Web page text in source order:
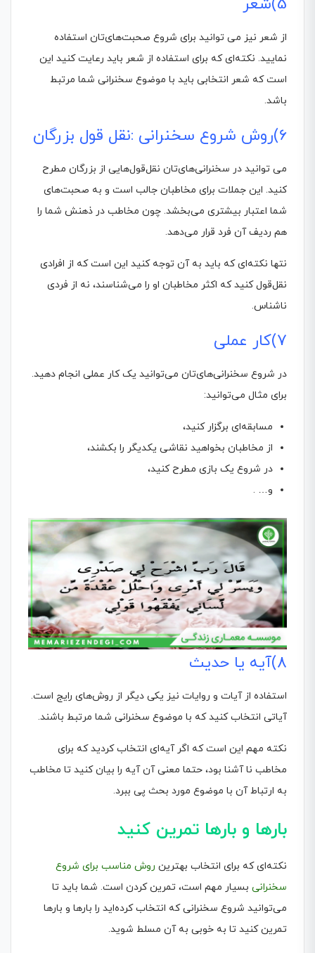
5)شعر
از شعر نیز می توانید برای شروع صحبت‌های‌تان استفاده
نمایید. نکته‌ای که برای استفاده از شعر باید رعایت کنید این
است که شعر انتخابی باید با موضوع سخنرانی شما مرتبط
باشد.
6)روش شروع سخنرانی :نقل قول بزرگان
می توانید در سخنرانی‌های‌تان نقل‌قول‌هایی از بزرگان مطرح
کنید. این جملات برای مخاطبان جالب است و به صحبت‌های
شما اعتبار بیشتری می‌بخشد. چون مخاطب در ذهنش شما را
هم ردیف آن فرد قرار می‌دهد.
نتها نکته‌ای که باید به آن توجه کنید این است که از افرادی
نقل‌قول کنید که اکثر مخاطبان او را می‌شناسند، نه از فردی
ناشناس.
7)کار عملی
در شروع سخنرانی‌های‌تان می‌توانید یک کار عملی انجام دهید.
برای مثال می‌توانید:
مسابقه‌ای برگزار کنید،
از مخاطبان بخواهید نقاشی یکدیگر را بکشند،
در شروع یک بازی مطرح کنید،
و… .
8)آیه یا حدیث
استفاده از آیات و روایات نیز یکی دیگر از روش‌های رایج است.
آیاتی انتخاب کنید که با موضوع سخنرانی شما مرتبط باشند.
نکته مهم این است که اگر آیه‌ای انتخاب کردید که برای
مخاطب نا آشنا بود، حتما معنی آن آیه را بیان کنید تا مخاطب
به ارتباط آن با موضوع مورد بحث پی ببرد.
بارها و بارها تمرین کنید
نکته‌ای که برای انتخاب بهترین روش مناسب برای شروع
سخنرانی بسیار مهم است، تمرین کردن است. شما باید تا
می‌توانید شروع سخنرانی که انتخاب کرده‌اید را بارها و بارها
تمرین کنید تا به خوبی به آن مسلط شوید.